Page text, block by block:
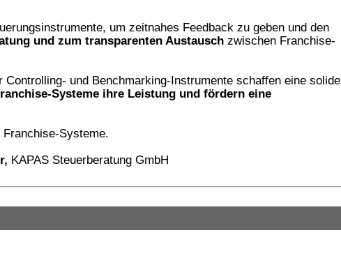
um zeitnahes Feedback zu geben und den
und zum transparenten Austausch zwischen Franchise-
und Benchmarking-Instrumente schaffen eine solide
Systeme ihre Leistung und fördern eine
Systeme.
KAPAS Steuerberatung GmbH